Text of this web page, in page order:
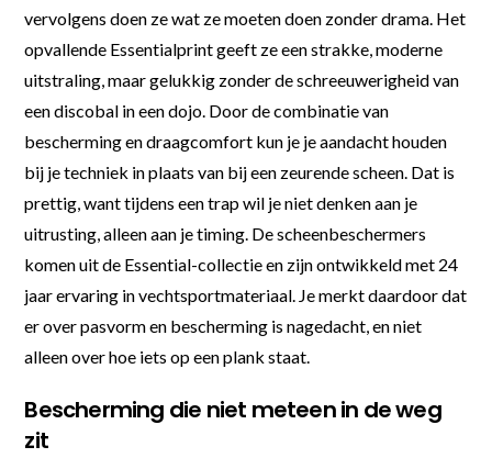
vervolgens doen ze wat ze moeten doen zonder drama. Het
opvallende Essentialprint geeft ze een strakke, moderne
uitstraling, maar gelukkig zonder de schreeuwerigheid van
een discobal in een dojo. Door de combinatie van
bescherming en draagcomfort kun je je aandacht houden
bij je techniek in plaats van bij een zeurende scheen. Dat is
prettig, want tijdens een trap wil je niet denken aan je
uitrusting, alleen aan je timing. De scheenbeschermers
komen uit de Essential-collectie en zijn ontwikkeld met 24
jaar ervaring in vechtsportmateriaal. Je merkt daardoor dat
er over pasvorm en bescherming is nagedacht, en niet
alleen over hoe iets op een plank staat.
Bescherming die niet meteen in de weg
zit